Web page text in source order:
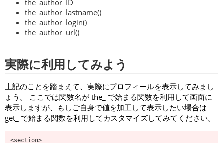
the_author_ID
the_author_lastname()
the_author_login()
the_author_url()
実際に利用してみよう
上記のことを踏まえて、実際にプロフィールを表示してみまし
ょう。 ここでは関数名が the_ で始まる関数を利用して画面に
表示しますが、もしご自身で値を加工して表示したい場合は
get_ で始まる関数を利用してカスタマイズしてみてください。
<section>